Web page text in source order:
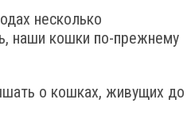
несколько
наши кошки по-прежнему
о кошках, живущих до